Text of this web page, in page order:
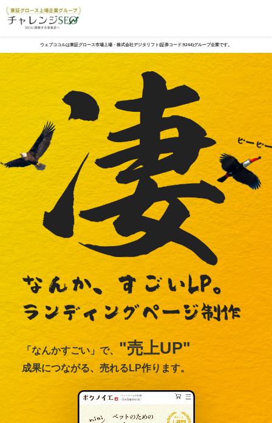
ウェブココルは東証グロース市場上場・株式会社デジタリフト(証券コード:9244)グループ企業です。
「なんかすごい」で、 "売上UP"
成果につながる、売れるLP作ります。